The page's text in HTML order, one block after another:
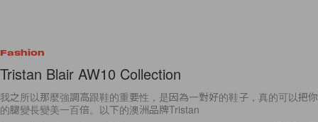
Fashion
Tristan Blair AW10 Collection
我之所以那麼強調高跟鞋的重要性，是因為一對好的鞋子，真的可以把你
的腿變長變美一百倍。以下的澳洲品牌Tristan